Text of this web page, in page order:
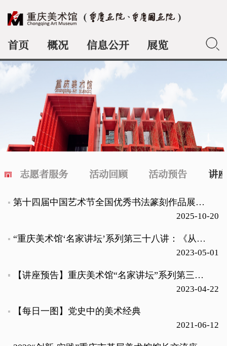
首页 概况 信息公开 展览 典藏
志愿者服务 活动回顾 活动预告 讲
第十四届中国艺术节全国优秀书法篆刻作品展览学术讲座开讲 ——汉字艺术与中国文化
2025-10-20
“重庆美术馆‘名家讲坛’系列第三十八讲：《从素材到图式》——创作过程中的重要环节提示”在云瑚音乐厅举行
2023-05-01
【讲座预告】重庆美术馆“名家讲坛”系列第三十八讲 《从素材到图式》——创作过程中的重要环节提示
2023-04-22
【每日一图】党史中的美术经典
2021-06-12